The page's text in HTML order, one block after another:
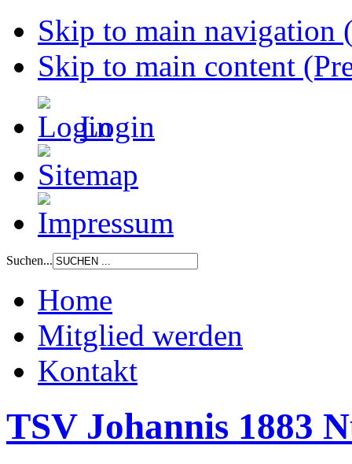
Skip to main navigation
Skip to main content
Login
Suchen...
Home
Mitglied werden
Kontakt
TSV Johannis 1883